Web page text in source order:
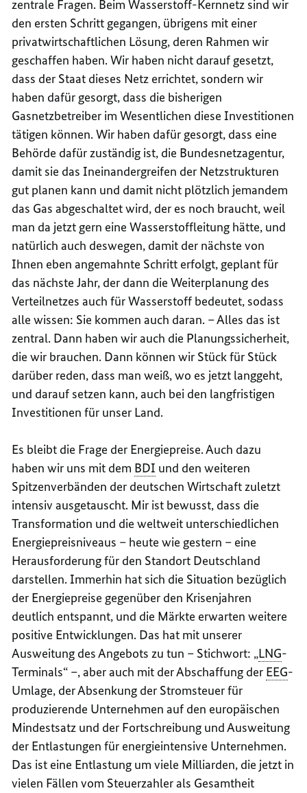
zentrale Fragen. Beim Wasserstoff-Kernnetz sind wir
den ersten Schritt gegangen, übrigens mit einer
privatwirtschaftlichen Lösung, deren Rahmen wir
geschaffen haben. Wir haben nicht darauf gesetzt,
dass der Staat dieses Netz errichtet, sondern wir
haben dafür gesorgt, dass die bisherigen
Gasnetzbetreiber im Wesentlichen diese Investitionen
tätigen können. Wir haben dafür gesorgt, dass eine
Behörde dafür zuständig ist, die Bundesnetzagentur,
damit sie das Ineinandergreifen der Netzstrukturen
gut planen kann und damit nicht plötzlich jemandem
das Gas abgeschaltet wird, der es noch braucht, weil
man da jetzt gern eine Wasserstoffleitung hätte, und
natürlich auch deswegen, damit der nächste von
Ihnen eben angemahnte Schritt erfolgt, geplant für
das nächste Jahr, der dann die Weiterplanung des
Verteilnetzes auch für Wasserstoff bedeutet, sodass
alle wissen: Sie kommen auch daran. – Alles das ist
zentral. Dann haben wir auch die Planungssicherheit,
die wir brauchen. Dann können wir Stück für Stück
darüber reden, dass man weiß, wo es jetzt langgeht,
und darauf setzen kann, auch bei den langfristigen
Investitionen für unser Land.
Es bleibt die Frage der Energiepreise. Auch dazu
haben wir uns mit dem BDI und den weiteren
Spitzenverbänden der deutschen Wirtschaft zuletzt
intensiv ausgetauscht. Mir ist bewusst, dass die
Transformation und die weltweit unterschiedlichen
Energiepreisniveaus – heute wie gestern – eine
Herausforderung für den Standort Deutschland
darstellen. Immerhin hat sich die Situation bezüglich
der Energiepreise gegenüber den Krisenjahren
deutlich entspannt, und die Märkte erwarten weitere
positive Entwicklungen. Das hat mit unserer
Ausweitung des Angebots zu tun – Stichwort: „LNG-
Terminals“ –, aber auch mit der Abschaffung der EEG-
Umlage, der Absenkung der Stromsteuer für
produzierende Unternehmen auf den europäischen
Mindestsatz und der Fortschreibung und Ausweitung
der Entlastungen für energieintensive Unternehmen.
Das ist eine Entlastung um viele Milliarden, die jetzt in
vielen Fällen vom Steuerzahler als Gesamtheit